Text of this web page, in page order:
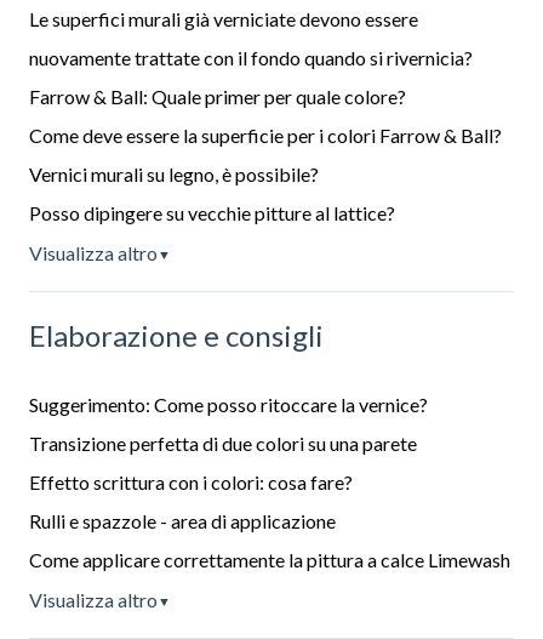
Le superfici murali già verniciate devono essere
nuovamente trattate con il fondo quando si rivernicia?
Farrow & Ball: Quale primer per quale colore?
Come deve essere la superficie per i colori Farrow & Ball?
Vernici murali su legno, è possibile?
Posso dipingere su vecchie pitture al lattice?
Visualizza altro ▼
Elaborazione e consigli
Suggerimento: Come posso ritoccare la vernice?
Transizione perfetta di due colori su una parete
Effetto scrittura con i colori: cosa fare?
Rulli e spazzole - area di applicazione
Come applicare correttamente la pittura a calce Limewash
Visualizza altro ▼